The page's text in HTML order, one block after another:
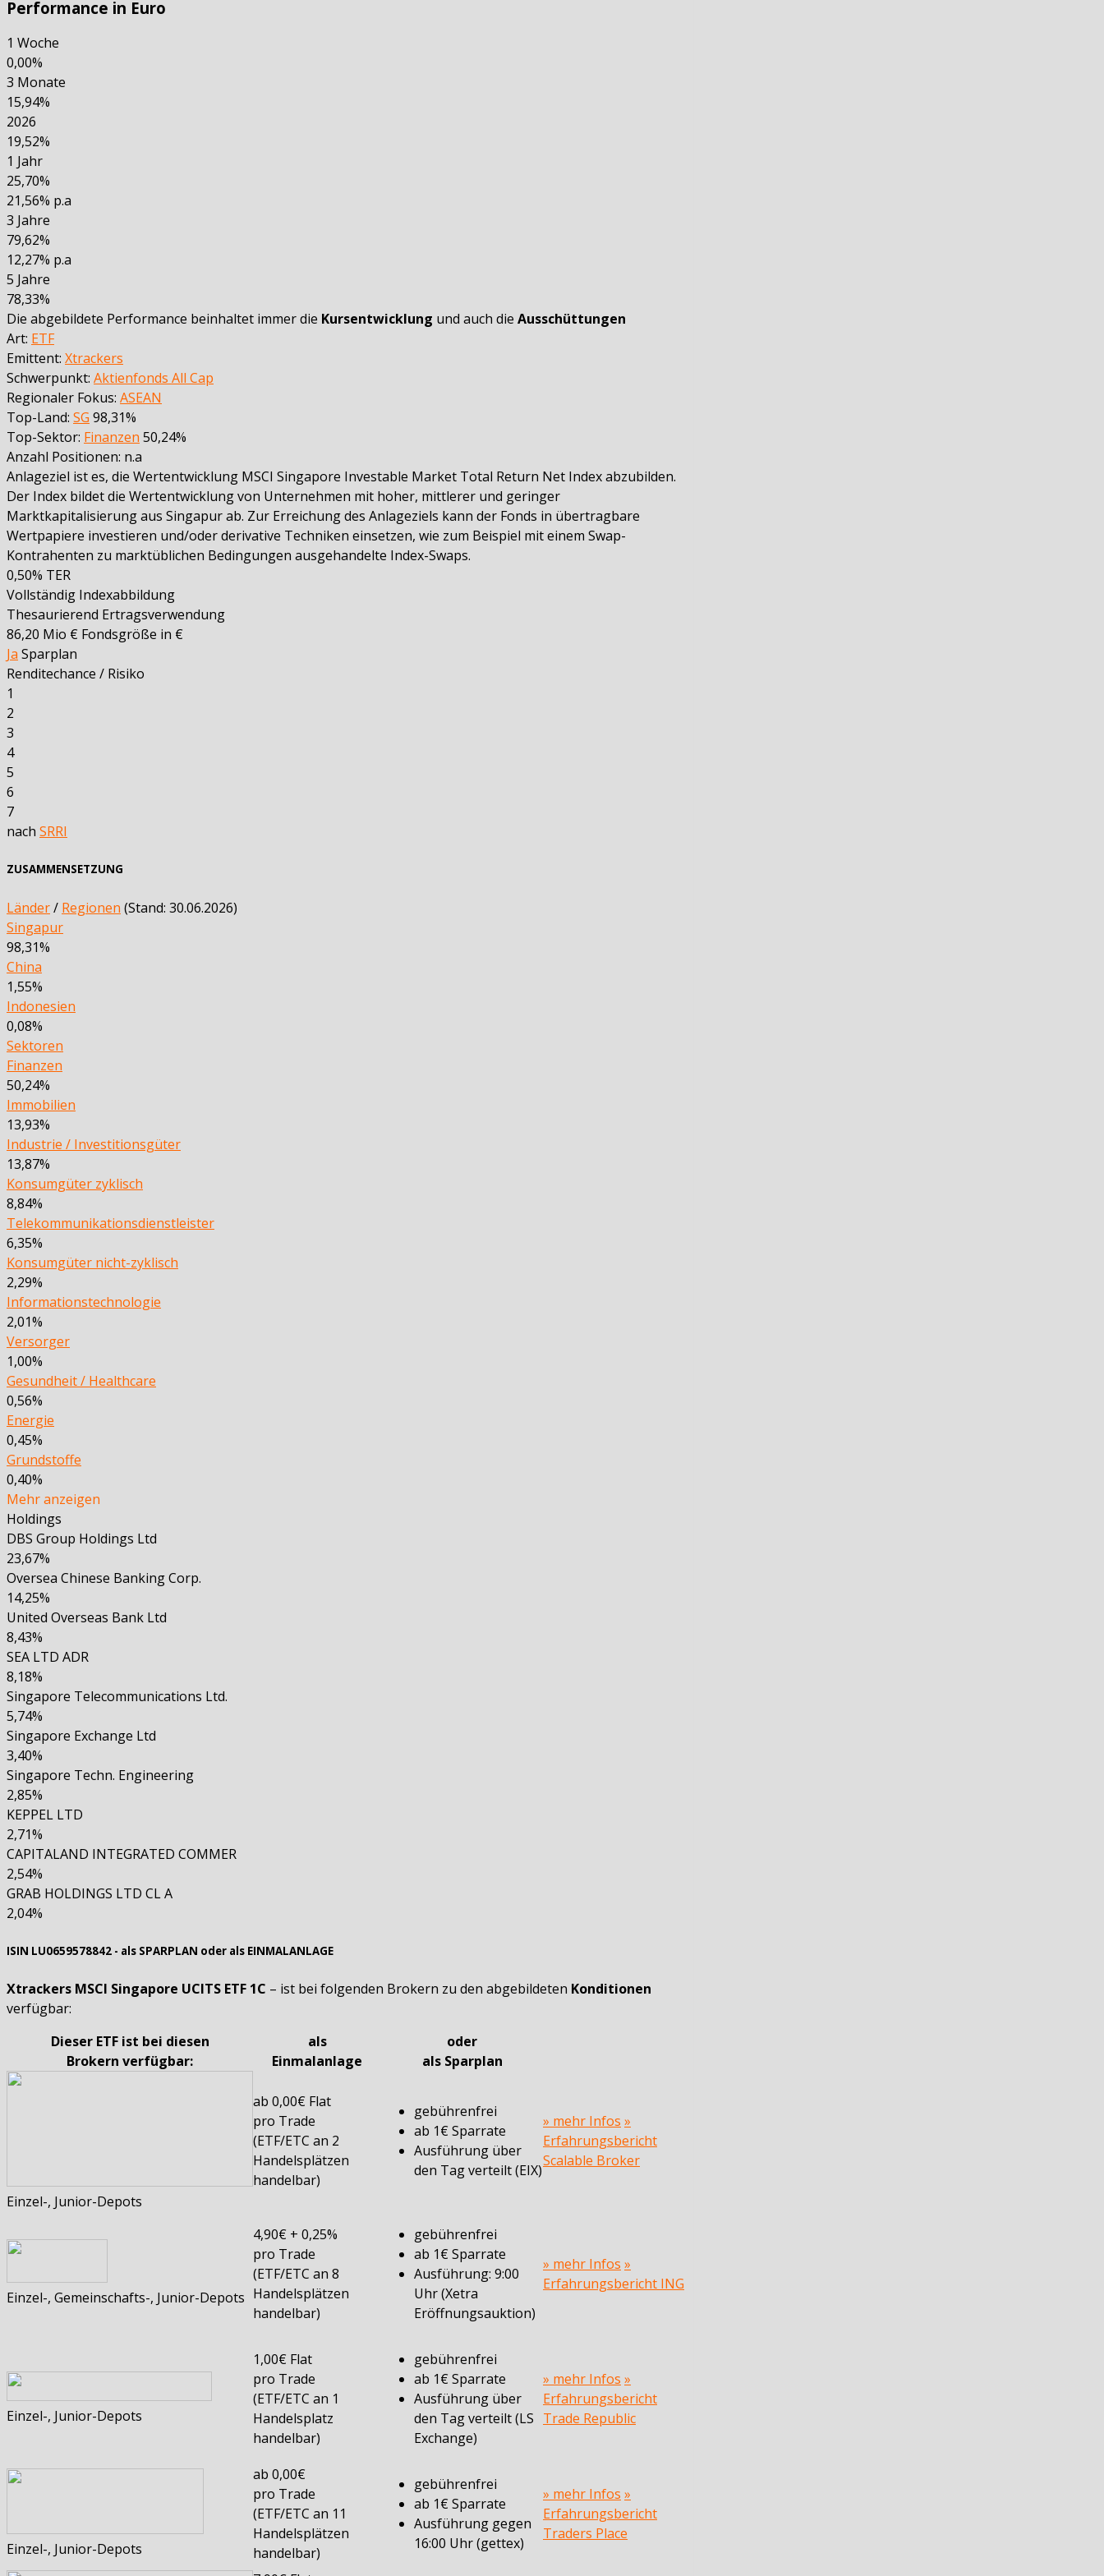
Performance in Euro
1 Woche
0,00%
3 Monate
15,94%
2026
19,52%
1 Jahr
25,70%
21,56% p.a
3 Jahre
79,62%
12,27% p.a
5 Jahre
78,33%
Die abgebildete Performance beinhaltet immer die Kursentwicklung und auch die Ausschüttungen
Art: ETF
Emittent: Xtrackers
Schwerpunkt: Aktienfonds All Cap
Regionaler Fokus: ASEAN
Top-Land: SG 98,31%
Top-Sektor: Finanzen 50,24%
Anzahl Positionen: n.a
Anlageziel ist es, die Wertentwicklung MSCI Singapore Investable Market Total Return Net Index abzubilden.
Der Index bildet die Wertentwicklung von Unternehmen mit hoher, mittlerer und geringer
Marktkapitalisierung aus Singapur ab. Zur Erreichung des Anlageziels kann der Fonds in übertragbare
Wertpapiere investieren und/oder derivative Techniken einsetzen, wie zum Beispiel mit einem Swap-
Kontrahenten zu marktüblichen Bedingungen ausgehandelte Index-Swaps.
0,50% TER
Vollständig Indexabbildung
Thesaurierend Ertragsverwendung
86,20 Mio € Fondsgröße in €
Ja Sparplan
Renditechance / Risiko
1
2
3
4
5
6
7
nach SRRI
ZUSAMMENSETZUNG
Länder/ Regionen (Stand: 30.06.2026)
Singapur
98,31%
China
1,55%
Indonesien
0,08%
Sektoren
Finanzen
50,24%
Immobilien
13,93%
Industrie / Investitionsgüter
13,87%
Konsumgüter zyklisch
8,84%
Telekommunikationsdienstleister
6,35%
Konsumgüter nicht-zyklisch
2,29%
Informationstechnologie
2,01%
Versorger
1,00%
Gesundheit / Healthcare
0,56%
Energie
0,45%
Grundstoffe
0,40%
Mehr anzeigen
Holdings
DBS Group Holdings Ltd
23,67%
Oversea Chinese Banking Corp.
14,25%
United Overseas Bank Ltd
8,43%
SEA LTD ADR
8,18%
Singapore Telecommunications Ltd.
5,74%
Singapore Exchange Ltd
3,40%
Singapore Techn. Engineering
2,85%
KEPPEL LTD
2,71%
CAPITALAND INTEGRATED COMMER
2,54%
GRAB HOLDINGS LTD CL A
2,04%
ISIN LU0659578842 - als SPARPLAN oder als EINMALANLAGE
Xtrackers MSCI Singapore UCITS ETF 1C – ist bei folgenden Brokern zu den abgebildeten Konditionen
verfügbar:
Dieser ETF ist bei diesen
Brokern verfügbar:
als
Einmalanlage
oder
als Sparplan
Einzel-, Junior-Depots
ab 0,00€ Flat
pro Trade
(ETF/ETC an 2
Handelsplätzen
handelbar)
gebührenfrei
ab 1€ Sparrate
Ausführung über
den Tag verteilt (EIX)
» mehr Infos »
Erfahrungsbericht
Scalable Broker
Einzel-, Gemeinschafts-, Junior-Depots
4,90€ + 0,25%
pro Trade
(ETF/ETC an 8
Handelsplätzen
handelbar)
gebührenfrei
ab 1€ Sparrate
Ausführung: 9:00
Uhr (Xetra
Eröffnungsauktion)
» mehr Infos »
Erfahrungsbericht ING
Einzel-, Junior-Depots
1,00€ Flat
pro Trade
(ETF/ETC an 1
Handelsplatz
handelbar)
gebührenfrei
ab 1€ Sparrate
Ausführung über
den Tag verteilt (LS
Exchange)
» mehr Infos »
Erfahrungsbericht
Trade Republic
Einzel-, Junior-Depots
ab 0,00€
pro Trade
(ETF/ETC an 11
Handelsplätzen
handelbar)
gebührenfrei
ab 1€ Sparrate
Ausführung gegen
16:00 Uhr (gettex)
» mehr Infos »
Erfahrungsbericht
Traders Place